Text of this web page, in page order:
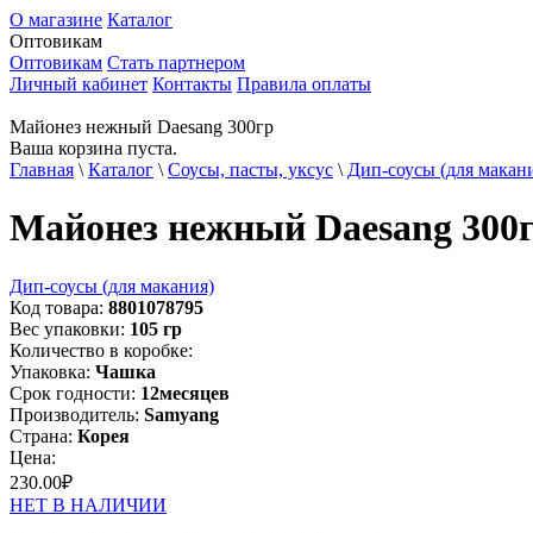
О магазине Каталог
Оптовикам
Оптовикам Стать партнером
Личный кабинет Контакты Правила оплаты
Майонез нежный Daesang 300гр
Ваша корзина пуста.
Главная \ Каталог \ Соусы, пасты, уксус \ Дип-соусы (для
Майонез нежный Daesang
Дип-соусы (для макания)
Код товара: 8801078795
Вес упаковки: 105 гр
Количество в коробке:
Упаковка: Чашка
Срок годности: 12месяцев
Производитель: Samyang
Страна: Корея
Цена:
230.00₽
НЕТ В НАЛИЧИИ